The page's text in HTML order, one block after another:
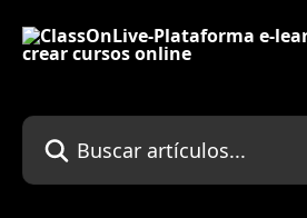
Buscar artículos...